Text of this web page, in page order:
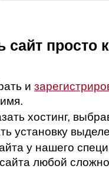
сайт просто
и
хостинг,
установку
у нашего
любой